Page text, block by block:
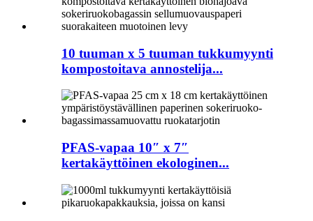
10 tuuman x 5 tuuman tukkumyynti
kompostoitava annostelija...
PFAS-vapaa 10″ x 7″
kertakäyttöinen ekologinen...